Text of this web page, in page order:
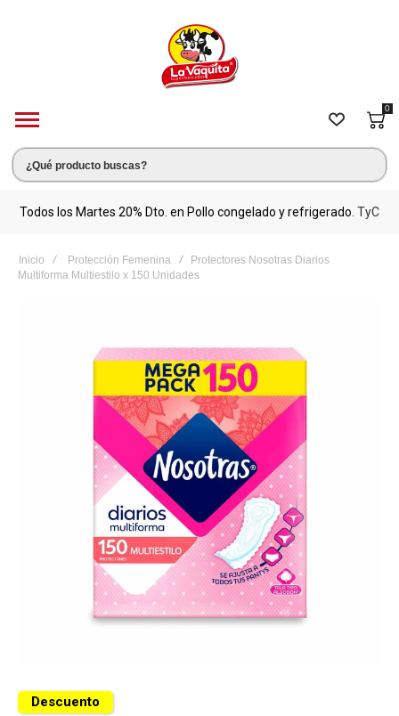
0
Todos los Martes 20% Dto. en Pollo congelado y refrigerado. TyC
Inicio Protección Femenina
Protectores Nosotras Diarios
Multiforma Multiestilo x 150 Unidades
al
comienzo
Descuento